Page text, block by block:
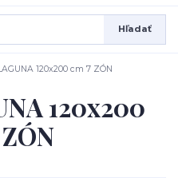
Hľadať
120x200 cm 7 ZÓN
120x200